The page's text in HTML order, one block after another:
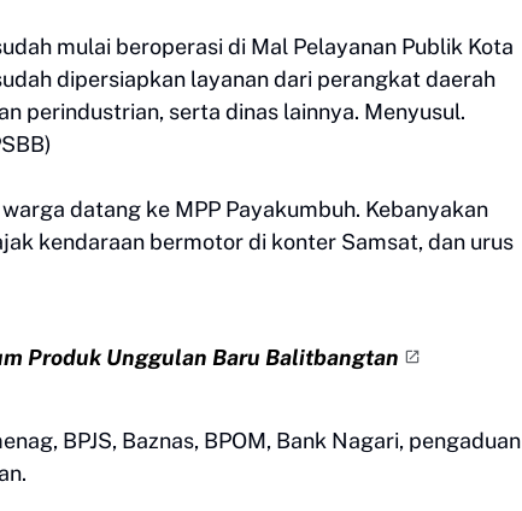
mulai beroperasi di Mal Pelayanan Publik Kota
dipersiapkan layanan dari perangkat daerah
perindustrian, serta dinas lainnya. Menyusul.
datang ke MPP Payakumbuh. Kebanyakan
kendaraan bermotor di konter Samsat, dan urus
Produk Unggulan Baru Balitbangtan
BPJS, Baznas, BPOM, Bank Nagari, pengaduan